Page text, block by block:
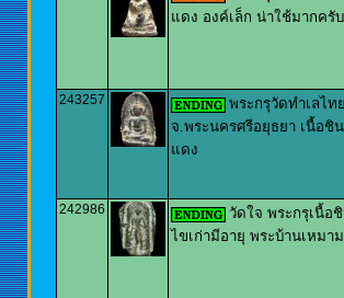
แดง องค์เล็ก น่าใช้มากครับ
243257
พระกรุวัดทำเลไท
จ.พระนครศรีอยุธยา เนื้อชิ
แดง
242986
วัดใจ พระกรุเนื้อ
ไขเก่ามีอายุ พระบ้านเหมา